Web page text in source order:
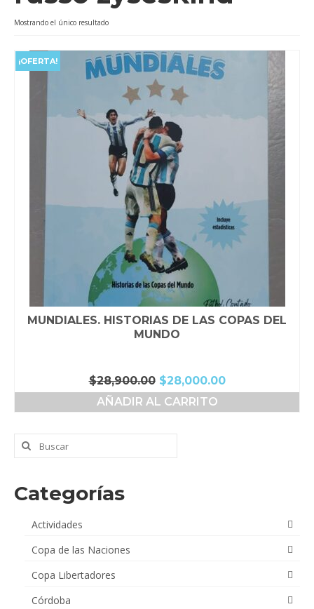
Videos
Tienda
Mostrando el único resultado
¡OFERTA!
MUNDIALES. HISTORIAS DE LAS COPAS DEL
MUNDO
$28,900.00 El
precio
original
$28,900.00.
$28,000.00El
precio
AÑADIR AL CARRITO
Buscar
por:
Categorías
Actividades
Copa de las Naciones
Copa Libertadores
Córdoba